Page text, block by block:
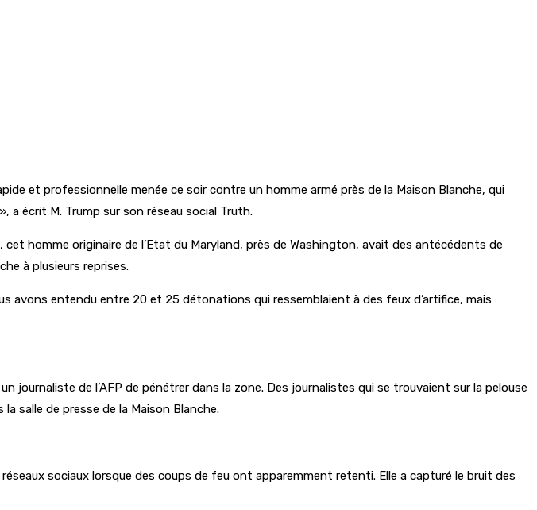
et professionnelle menée ce soir contre un homme armé près de la Maison Blanche, qui
écrit M. Trump sur son réseau social Truth.
homme originaire de l’Etat du Maryland, près de Washington, avait des antécédents de
à plusieurs reprises.
avons entendu entre 20 et 25 détonations qui ressemblaient à des feux d’artifice, mais
journaliste de l’AFP de pénétrer dans la zone. Des journalistes qui se trouvaient sur la pelouse
salle de presse de la Maison Blanche.
sociaux lorsque des coups de feu ont apparemment retenti. Elle a capturé le bruit des